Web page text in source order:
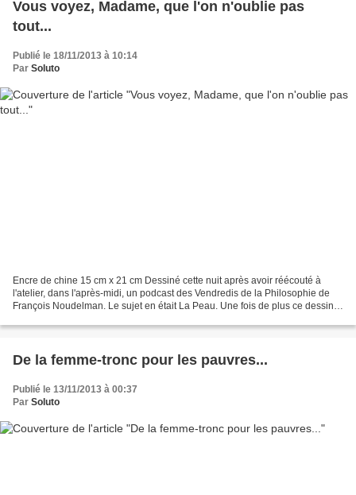
Vous voyez, Madame, que l'on n'oublie pas
tout...
Publié le 18/11/2013 à 10:14
Par Soluto
Encre de chine 15 cm x 21 cm Dessiné cette nuit après avoir réécouté à
l'atelier, dans l'après-midi, un podcast des Vendredis de la Philosophie de
François Noudelman. Le sujet en était La Peau. Une fois de plus ce dessin a
De la femme-tronc pour les pauvres...
Publié le 13/11/2013 à 00:37
Par Soluto